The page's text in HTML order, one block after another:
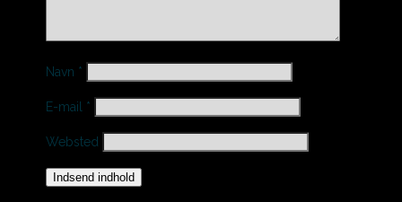
Navn *
E-mail *
Websted
Indsend indhold